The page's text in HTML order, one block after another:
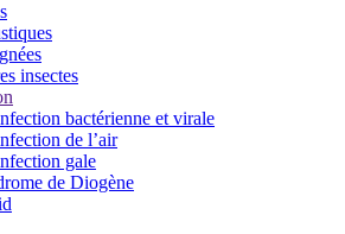
insectes
bactérienne et virale
de l’air
gale
de Diogène